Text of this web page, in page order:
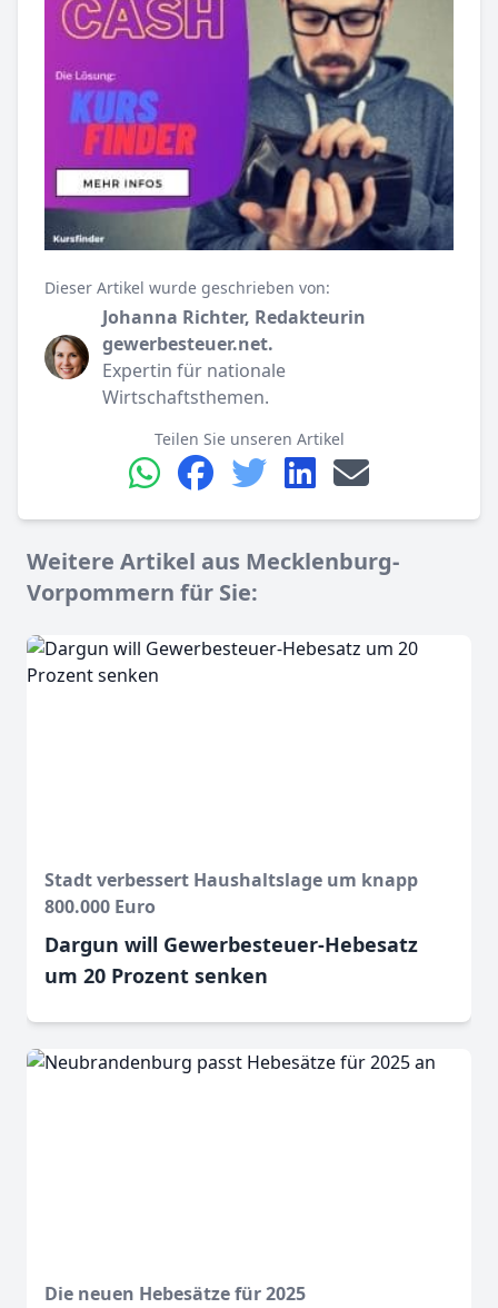
Dieser Artikel wurde geschrieben von:
Johanna Richter, Redakteurin
gewerbesteuer.net.
Expertin für nationale
Wirtschaftsthemen.
Teilen Sie unseren Artikel
Weitere Artikel aus Mecklenburg-
Vorpommern für Sie:
Stadt verbessert Haushaltslage um knapp
800.000 Euro
Dargun will Gewerbesteuer-Hebesatz
um 20 Prozent senken
Die neuen Hebesätze für 2025